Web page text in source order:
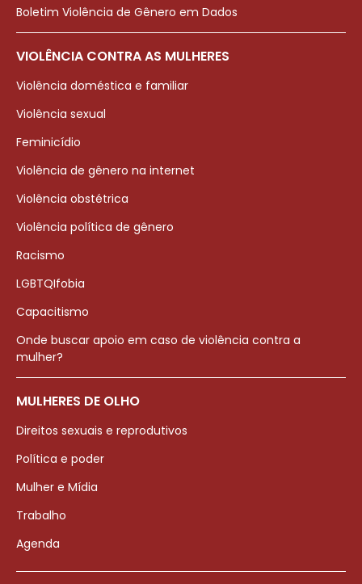
Boletim Violência de Gênero em Dados
VIOLÊNCIA CONTRA AS MULHERES
Violência doméstica e familiar
Violência sexual
Feminicídio
Violência de gênero na internet
Violência obstétrica
Violência política de gênero
Racismo
LGBTQIfobia
Capacitismo
Onde buscar apoio em caso de violência contra a
mulher?
MULHERES DE OLHO
Direitos sexuais e reprodutivos
Política e poder
Mulher e Mídia
Trabalho
Agenda